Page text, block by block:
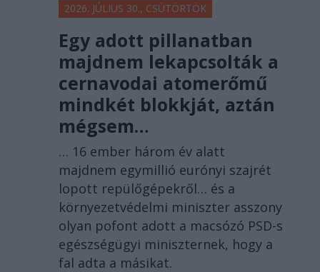
2026. JÚLIUS 30., CSÜTÖRTÖK
Egy adott pillanatban
majdnem lekapcsolták a
cernavodai atomerőmű
mindkét blokkját, aztán
mégsem…
… 16 ember három év alatt
majdnem egymillió eurónyi szajrét
lopott repülőgépekről… és a
környezetvédelmi miniszter asszony
olyan pofont adott a macsózó PSD-s
egészségügyi miniszternek, hogy a
fal adta a másikat.